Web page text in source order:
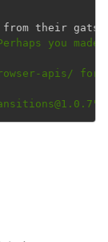
from their
you
apis/